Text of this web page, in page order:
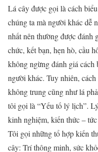
Lá cây được gọi là cách
chúng ta mà người khác dễ
nhất nên thường được đánh
chức, kết bạn, hẹn hò, cầu
không ngừng đánh giá cách
người khác. Tuy nhiên,
không trung cũng như lá
tôi gọi là “Yếu tố lý lịch”.
kinh nghiệm, kiến thức –
Tôi gọi những tổ hợp kiến
cây: Trí thông minh, sức